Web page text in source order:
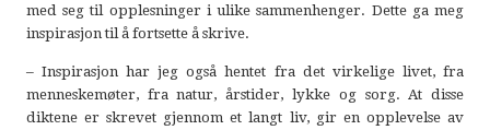
med seg til opplesninger i ulike sammenhenger. Dette ga meg
inspirasjon til å fortsette å skrive.
­–Inspirasjon har jeg også hentet fra det virkelige livet, fra
menneskemøter, fra natur, årstider, lykke og sorg. At disse
diktene er skrevet gjennom et langt liv, gir en opplevelse av